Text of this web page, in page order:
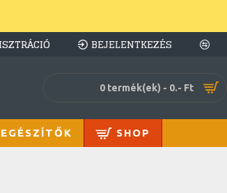
BEJELENTKEZÉS
0 termék(ek) - 0.- Ft
SHOP